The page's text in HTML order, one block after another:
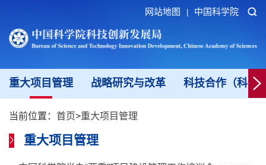
网站地图 中国科学院
重大项目管理 战略研究与改革 科技合作（科创
当前位置： 首页>重大项目管理
重大项目管理